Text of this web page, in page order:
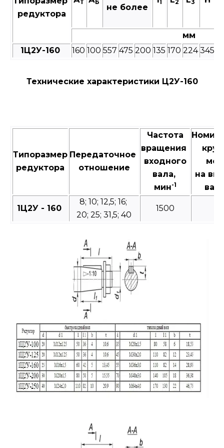
редуктора
Т Б 1 2 3
не более
мм
1Ц2У-160
160 100 557 475 200 135 170 224 345
Технические характеристики Ц2У-160
Типоразмер
редуктора
Передаточное
отношение
Частота
вращения
входного
вала,
мин-1
на
1Ц2У - 160
8; 10; 12,5; 16;
20; 25; 31,5; 40
1500